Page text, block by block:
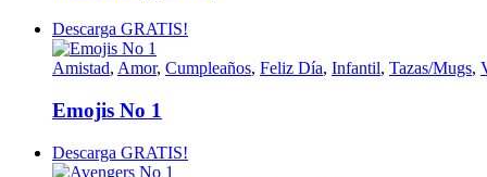
Descarga GRATIS!
Amistad, Amor, Cumpleaños, Feliz Día, Infantil, Tazas/Mugs,
Emojis No 1
Descarga GRATIS!